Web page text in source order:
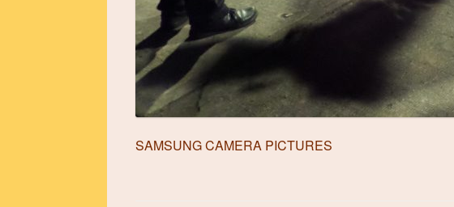
SAMSUNG CAMERA PICTURES